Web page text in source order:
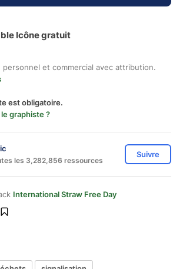
Icône gratuit
et commercial avec attribution.
est obligatoire.
graphiste ?
les 3,282,856 ressources
Suivre
International Straw Free Day